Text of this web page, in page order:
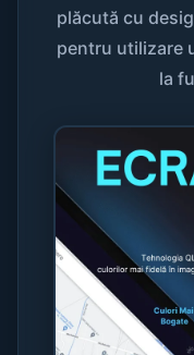
plăcută cu
pentru utilizare
la